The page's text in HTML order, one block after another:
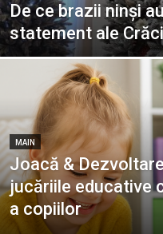
De ce brazii ninși
statement ale
MAIN
Joacă &
jucăriile educative
a copiilor